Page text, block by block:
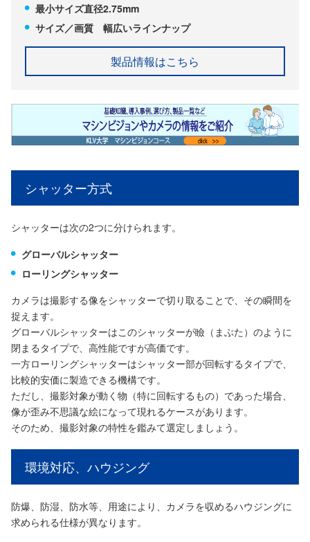
最小サイズ直径2.75mm
サイズ／画質 幅広いラインナップ
製品情報はこちら
シャッター方式
シャッターは次の2つに分けられます。
グローバルシャッター
ローリングシャッター
カメラは撮影する像をシャッターで切り取ることで、その瞬間を
捉えます。
グローバルシャッターはこのシャッターが瞼（まぶた）のように
閉まるタイプで、高性能ですが高価です。
一方ローリングシャッターはシャッター部が回転するタイプで、
比較的安価に製造できる機構です。
ただし、撮影対象が動く物（特に回転するもの）であった場合、
像が歪み不思議な絵になって現れるケースがあります。
そのため、撮影対象の特性を鑑みて選定しましょう。
環境対応、ハウジング
防爆、防湿、防水等、用途により、カメラを収めるハウジングに
求められる仕様が異なります。